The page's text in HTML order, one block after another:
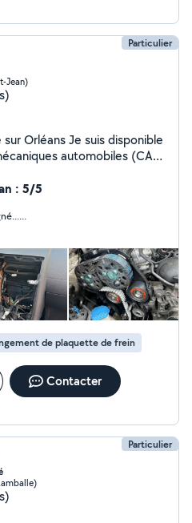
Particulier
Jean)
automobiles (CAP
: 5/5
de plaquette de frein
Contacter
Particulier